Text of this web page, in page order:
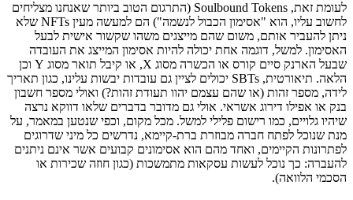
לעומת זאת, Soulbound Tokens (התרגום הטוב ביותר שאנחנו מצליחים
לחשוב עליו, הוא "אסימון הכבול לנשמה") הם למעשה מעין NFTs שלא
ניתן להעביר אותם, משום שהם מייצגים משהו שקשור אישית לבעל
האסימון. למשל, דוגמה אחת יכולה להיות אסימון המייצג את העובדה
שבעל הארנק סיים קורס או הכשרה מסוג X, או קיבל תואר מסוג Y וכן
הלאה. תיאורטית, SBTs יכולים לציין גם עובדות יבשות עלינו, כגון תאריך
לידה, מספר זהות (או שהם עצמם יהוו תעודת זהות?) ואולי מספר חשבון
בנק או אפילו דירוג אשראי. אולי גם מדובר בדברים שלאו דווקא נרצה
שיהיו גלויים, כמו רישום פלילי למשל. מכל מקום, וכפי שנטען במאמר, על
מנת שנוכל לפתח חברה מבוזרת ברת-קיימא, נדרשים כל מיני שדרוגים
לפתרונות הקיימים, ואחד מהם הוא אסימונים קבועים אשר אינם ניתנים
להעברה: כך נוכל לעשות עסקאות מתמשכות (כגון חוזה שכירות או
הסכמי הלוואה).